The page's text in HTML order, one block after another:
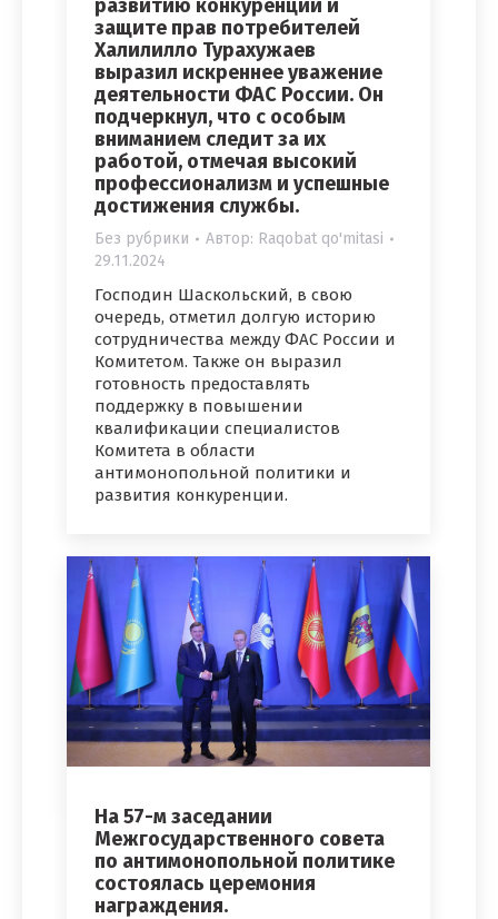
развитию конкуренции и
защите прав потребителей
Халилилло Турахужаев
выразил искреннее уважение
деятельности ФАС России. Он
подчеркнул, что с особым
вниманием следит за их
работой, отмечая высокий
профессионализм и успешные
достижения службы.
Без рубрики Автор: Raqobat qo'mitasi
29.11.2024
Господин Шаскольский, в свою
очередь, отметил долгую историю
сотрудничества между ФАС России и
Комитетом. Также он выразил
готовность предоставлять
поддержку в повышении
квалификации специалистов
Комитета в области
антимонопольной политики и
развития конкуренции.
На 57-м заседании
Межгосударственного совета
по антимонопольной политике
состоялась церемония
награждения.